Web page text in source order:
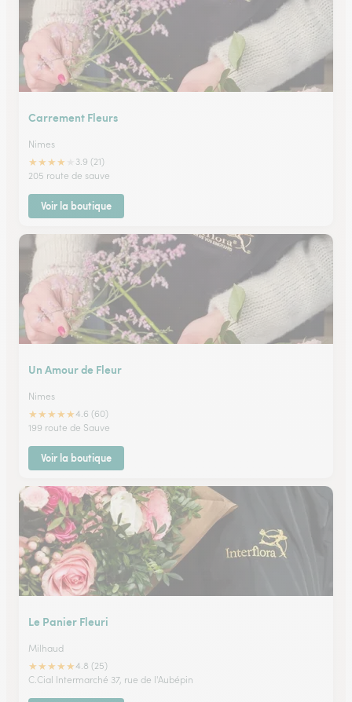
Carrement Fleurs
Nimes
★★★★
3.9 (21)
205 route de sauve
Voir la boutique
Un Amour de Fleur
Nimes
★★★★★4.6 (60)
199 route de Sauve
Voir la boutique
Le Panier Fleuri
Milhaud
★★★★★4.8 (25)
C.Cial Intermarché 37, rue de l'Aubépin